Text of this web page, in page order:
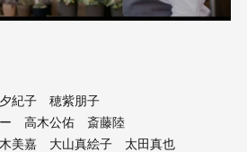
紀子 穂紫朋子
高木公佑 斎藤陸
美嘉 大山真絵子 太田真也